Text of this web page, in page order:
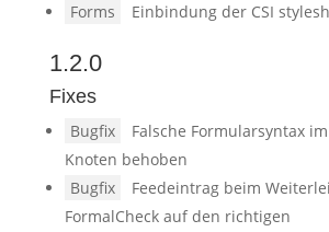
Forms
Einbindung der CSI
1.2.0
Fixes
Bugfix
Falsche Formularsyntax
Knoten behoben
Bugfix
Feedeintrag beim
FormalCheck auf den richtigen